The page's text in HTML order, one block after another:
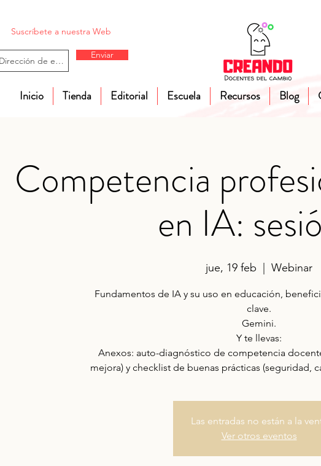
Suscríbete a nuestra Web
Enviar
Inicio Tienda Editorial Escuela Recursos Blog
Competencia
en IA:
jue, 19 feb Webinar
Fundamentos de IA y su uso en educación,
clave.
Gemini.
Y te llevas:
Anexos: auto-diagnóstico de competencia
mejora) y checklist de buenas prácticas (seguridad,
Las entradas no están a la
Ver otros eventos